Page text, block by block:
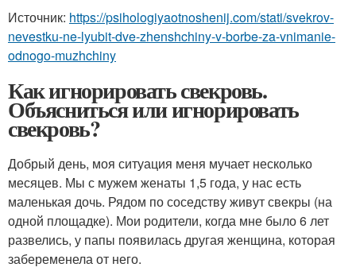
Источник: https://psihologiyaotnoshenij.com/stati/svekrov-
nevestku-ne-lyubit-dve-zhenshchiny-v-borbe-za-vnimanie-
odnogo-muzhchiny
Как игнорировать свекровь.
Объясниться или игнорировать
свекровь?
Добрый день, моя ситуация меня мучает несколько
месяцев. Мы с мужем женаты 1,5 года, у нас есть
маленькая дочь. Рядом по соседству живут свекры (на
одной площадке). Мои родители, когда мне было 6 лет
развелись, у папы появилась другая женщина, которая
забеременела от него.